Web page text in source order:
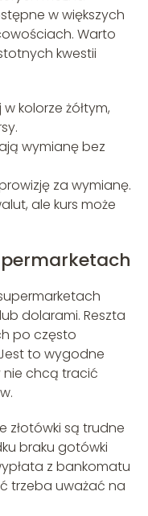
w większych
Warto
kwestii
kolorze żółtym,
wymianę bez
za wymianę.
ale kurs może
dolarami. Reszta
po często
to wygodne
nie chcą tracić
złotówki są trudne
braku gotówki
z bankomatu
trzeba uważać na